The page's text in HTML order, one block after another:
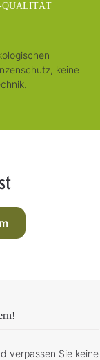
QUALITÄT
keine
verpassen Sie keine